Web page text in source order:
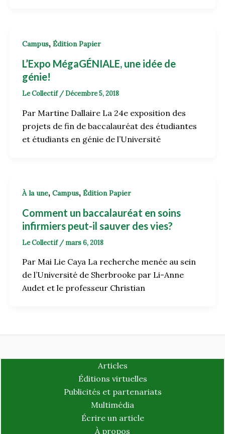
Campus, Édition Papier
L’Expo MégaGÉNIALE, une idée de
génie!
Le Collectif /Décembre 5, 2018
Par Martine Dallaire La 24e exposition des
projets de fin de baccalauréat des étudiantes
et étudiants en génie de l’Université
À la une, Campus, Édition Papier
Comment un baccalauréat en soins
infirmiers peut-il sauver des vies?
Le Collectif / mars 6, 2018
Par Mai Lie Caya La recherche menée au sein
de l’Université de Sherbrooke par Li-Anne
Audet et le professeur Christian
Articles
Éditions virtuelles
Publicités et partenariats
Multimédia
Écrire un article
À propos